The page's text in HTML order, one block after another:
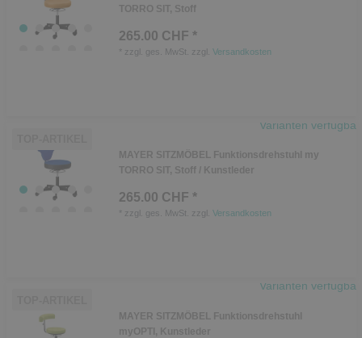
TORRO SIT, Stoff
265.00 CHF *
zzgl. ges. MwSt. zzgl. Versandkosten
Varianten verfügbar
MAYER SITZMÖBEL Funktionsdrehstuhl my
TORRO SIT, Stoff / Kunstleder
265.00 CHF *
zzgl. ges. MwSt. zzgl. Versandkosten
Varianten verfügbar
MAYER SITZMÖBEL Funktionsdrehstuhl
myOPTI, Kunstleder